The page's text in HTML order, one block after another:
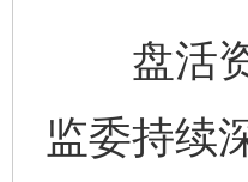
盘活资
监委持续